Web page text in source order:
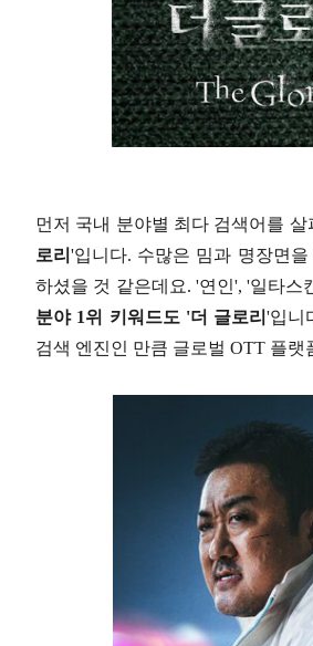
먼저 국내 분야별 최다 검색어를 살
로리 '입니다. 수많은 밈과 명장면
하셨을 것 같은데요. '연인', '일타스
분야 1위 키워드도 '더 글로리'입니
검색 엔진인 만큼 글로벌 OTT 플